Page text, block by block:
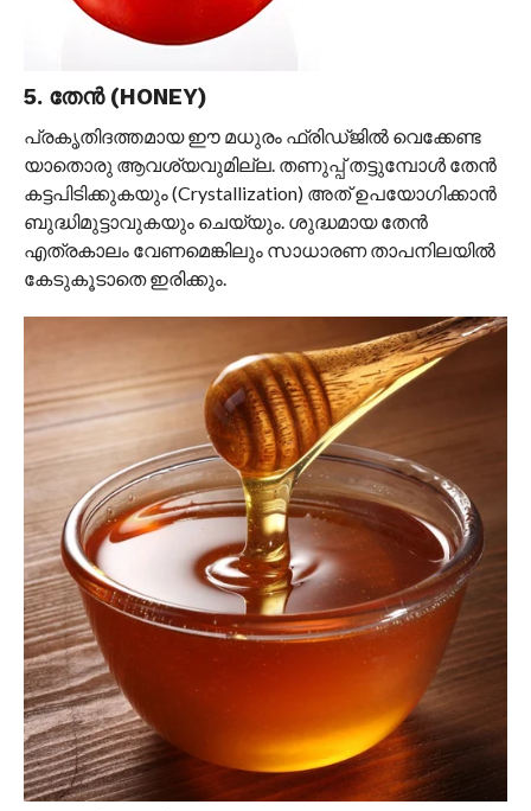
5. തേൻ (HONEY)
പ്രകൃതിദത്തമായ ഈ മധുരം ഫ്രിഡ്ജിൽ വെക്കേണ്ട
യാതൊരു ആവശ്യവുമില്ല. തണുപ്പ് തട്ടുമ്പോൾ തേൻ
കട്ടപിടിക്കുകയും (Crystallization) അത് ഉപയോഗിക്കാൻ
ബുദ്ധിമുട്ടാവുകയും ചെയ്യും. ശുദ്ധമായ തേൻ
എത്രകാലം വേണമെങ്കിലും സാധാരണ താപനിലയിൽ
കേടുകൂടാതെ ഇരിക്കും.